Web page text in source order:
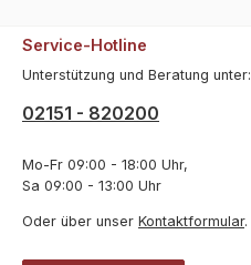
Service-Hotline
Unterstützung und Beratung unter:
02151 - 820200
Mo-Fr 09:00 - 18:00 Uhr,
Sa 09:00 - 13:00 Uhr
Oder über unser Kontaktformular.